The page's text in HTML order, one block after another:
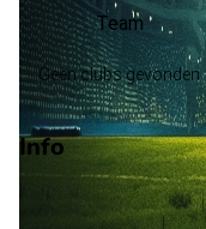
Team
Geen clubs gevonden
Info
Op 13 november
aan met Saint